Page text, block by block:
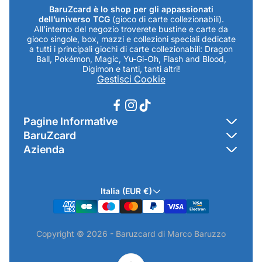
BaruZcard è lo shop per gli appassionati
dell’universo TCG (gioco di carte collezionabili).
All’interno del negozio troverete bustine e carte da
gioco singole, box, mazzi e collezioni speciali dedicate
a tutti i principali giochi di carte collezionabili: Dragon
Ball, Pokémon, Magic, Yu-Gi-Oh, Flash and Blood,
Digimon e tanti, tanti altri!
Gestisci Cookie
Pagine Informative
Contatti
Termini & Condizioni
BaruZcard
Chi-sono
Scopri il Negozio Fisico !
Azienda
Indirizzo Negozio: Via Luigi Valentini 1a Traversa - SNC
19021 Arcola (SP)
P.IVA.: 01520250117
Italia (EUR €)
Copyright © 2026 - Baruzcard di Marco Baruzzo